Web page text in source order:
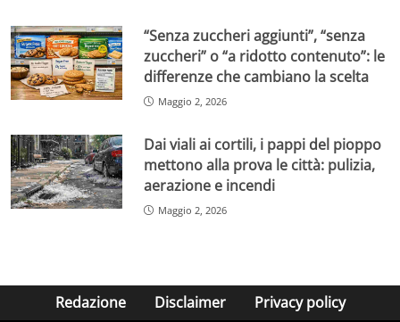
“Senza zuccheri aggiunti”, “senza
zuccheri” o “a ridotto contenuto”: le
differenze che cambiano la scelta
Maggio 2, 2026
Dai viali ai cortili, i pappi del pioppo
mettono alla prova le città: pulizia,
aerazione e incendi
Maggio 2, 2026
Redazione Disclaimer Privacy policy